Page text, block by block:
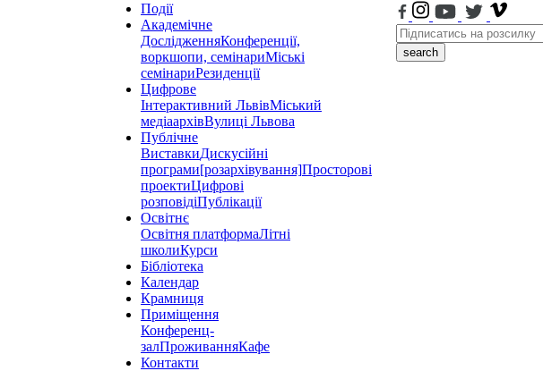
Події
Академічне
ДослідженняКонференції,
воркшопи, семінариМіські
семінариРезиденції
Цифрове
Інтерактивний ЛьвівМіський
медіаархівВулиці Львова
Публічне
ВиставкиДискусійні
програми[розархівування]Просторові
проектиЦифрові
розповідіПублікації
Освітнє
Освітня платформаЛітні
школиКурси
Бібліотека
Календар
Крамниця
Приміщення
Конференц-
залПроживанняКафе
Контакти
search